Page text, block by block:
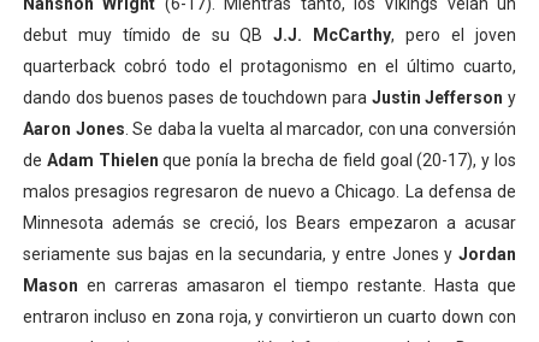
debut muy tímido de su QBJ.J. McCarthy, pero el joven
quarterback cobró todo el protagonismo en el último cuarto,
dando dos buenos pases de touchdown para Justin Jeffersony
Aaron Jones . Se daba la vuelta al marcador, con una conversión
de Adam Thielenque ponía la brecha de field goal (20-17), y los
malos presagios regresaron de nuevo a Chicago. La defensa de
Minnesota además se creció, los Bears empezaron a acusar
seriamente sus bajas en la secundaria, y entre Jones yJordan
Mason en carreras amasaron el tiempo restante. Hasta que
entraron incluso en zona roja, y convirtieron un cuarto down con